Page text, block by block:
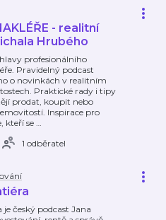
- realitní
Hrubého
profesionálního
Pravidelný podcast
o novinkách v realitním
Praktické rady i tipy
prodat, koupit nebo
Inspirace pro
kteří se …
1 odběratel
český podcast Jana